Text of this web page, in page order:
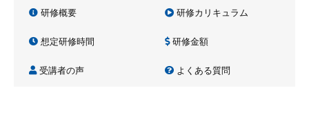
研修概要 研修カリキュラム
想定研修時間 研修金額
受講者の声 よくある質問